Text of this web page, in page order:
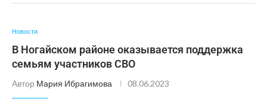
Новости
В Ногайском районе оказывается поддержка
семьям участников СВО
Автор Мария Ибрагимова 08.06.2023